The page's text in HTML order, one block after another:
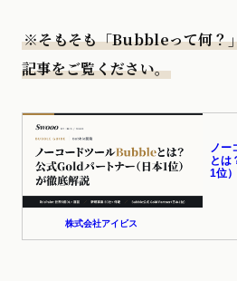
※そもそも「Bubbleって何？
記事をご覧ください。